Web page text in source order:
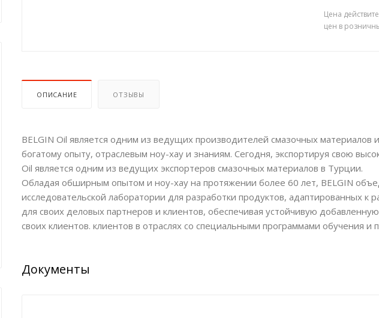
Цена
цен в
ОПИСАНИЕ ОТЗЫВЫ
BELGIN Oil является одним из ведущих производителей смазочных материалов
богатому опыту, отраслевым ноу-хау и знаниям. Сегодня, экспортируя свою
Oil является одним из ведущих экспортеров смазочных материалов в Турции.
Обладая обширным опытом и ноу-хау на протяжении более 60 лет, BELGIN
исследовательской лаборатории для разработки продуктов, адаптированных
для своих деловых партнеров и клиентов, обеспечивая устойчивую
своих клиентов. клиентов в отраслях со специальными программами обучения
Документы